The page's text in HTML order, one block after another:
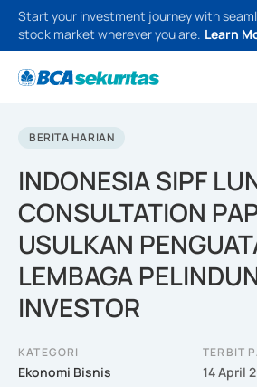
Start your investment journey with
stock market wherever you are. Learn
BERITA HARIAN
INDONESIA SIPF
CONSULTATION
USULKAN
LEMBAGA
INVESTOR
KATEGORI
Ekonomi Bisnis
TERBIT
14 April